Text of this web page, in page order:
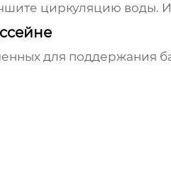
циркуляцию воды.
для поддержания